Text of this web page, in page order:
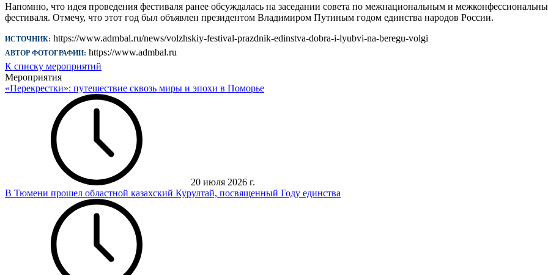
Напомню, что идея проведения фестиваля ранее обсуждалась на заседании совета по межнациональным и
фестиваля. Отмечу, что этот год был объявлен президентом Владимиром Путиным годом единства народов России.
ИСТОЧНИК: https://www.admbal.ru/news/volzhskiy-festival-prazdnik-edinstva-dobra-i-lyubvi-na-beregu-volgi
АВТОР ФОТОГРАФИИ: https://www.admbal.ru
К списку мероприятий
Мероприятия
«Перекрестки»: путешествие сквозь миры и эпохи в Поморье
20 июля 2026 г.
В Тюмени прошел областной казахский Курултай, посвященный Году единства